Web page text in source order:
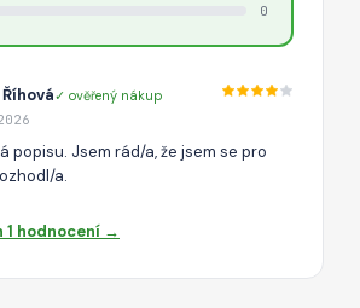
0
✓ ověřený nákup
popisu. Jsem rád/a, že jsem se pro
a.
1 hodnocení →